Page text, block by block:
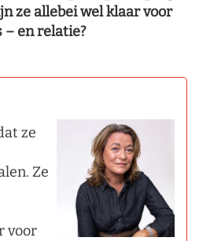
ze allebei wel klaar voor
– en relatie?
ze
Ze
voor